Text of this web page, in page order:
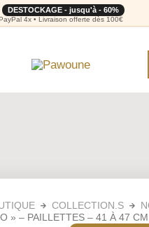
DESTOCKAGE - jusqu'à - 60%
4x • Livraison offerte dès 100€
COLLECTION.S
» – PAILLETTES – 41 À 47 CM